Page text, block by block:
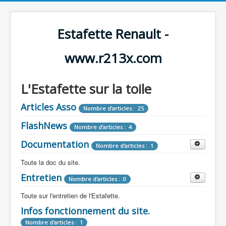
Estafette Renault -
www.r213x.com
L'Estafette sur la toile
Articles Asso Nombre d'articles : 25
FlashNews Nombre d'articles : 4
Documentation Nombre d'articles : 1
Toute la doc du site.
Revue de Presse Nombre d'articles : 9
Tous les articles que l'on a vu sur l'estafette !
Camping Car Nombre d'articles : 3
Entretien Nombre d'articles : 0
Toute sur l'entretien de l'Estafette.
Mécanique Nombre d'articles : 0
Infos fonctionnement du site.
Nombre d'articles : 1